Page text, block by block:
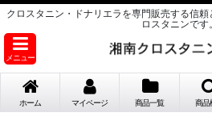
クロスタニン・ドナリエラを専門販売する信
ロスタニンです。
メニュー
ホーム マイページ 商品一覧 商品